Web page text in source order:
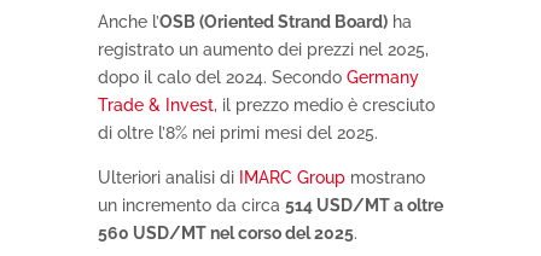
Anche l’OSB (Oriented Strand Board)ha
registrato un aumento dei prezzi nel 2025,
dopo il calo del 2024. Secondo Germany
Trade & Invest, il prezzo medio è cresciuto
di oltre l’8% nei primi mesi del 2025.
Ulteriori analisi di IMARC Groupmostrano
un incremento da circa 514 USD/MT a oltre
560 USD/MT nel corso del 2025.